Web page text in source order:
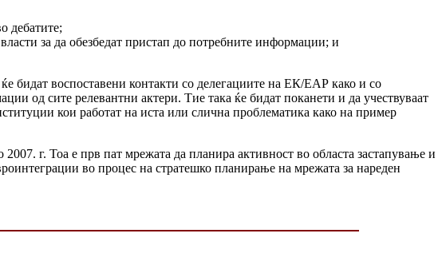
дебатите;
за да обезбедат пристап до потребните информации; и
бидат воспоставени контакти со делегациите на ЕК/ЕАР како и со
од сите релевантни актери. Тие така ќе бидат поканети и да учествуваат
кои работат на иста или слична проблематика како на пример
г. Тоа е прв пат мрежата да планира активност во областа застапување и
во процес на стратешко планирање на мрежата за нареден